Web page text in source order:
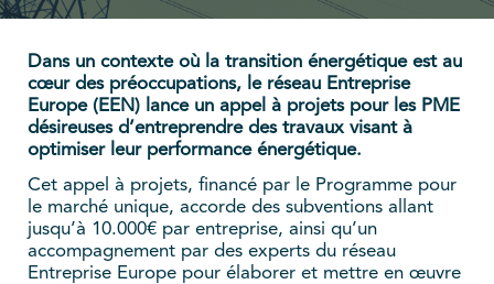
Dans un contexte où la transition énergétique est au
cœur des préoccupations, le réseau Entreprise
Europe (EEN) lance un appel à projets pour les PME
désireuses d’entreprendre des travaux visant à
optimiser leur performance énergétique.
Cet appel à projets, financé par le Programme pour
le marché unique, accorde des subventions allant
jusqu’à 10.000€ par entreprise, ainsi qu’un
accompagnement par des experts du réseau
Entreprise Europe pour élaborer et mettre en œuvre